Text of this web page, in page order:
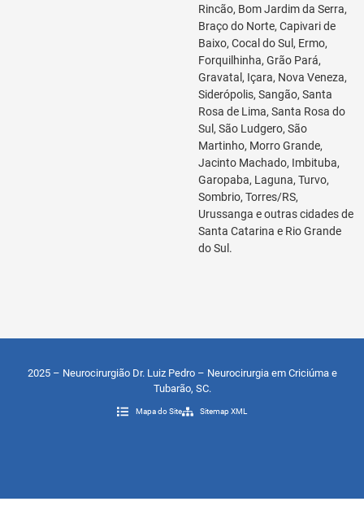
Rincão, Bom Jardim da Serra,
Braço do Norte, Capivari de
Baixo, Cocal do Sul, Ermo,
Forquilhinha, Grão Pará,
Gravatal, Içara, Nova Veneza,
Siderópolis, Sangão, Santa
Rosa de Lima, Santa Rosa do
Sul, São Ludgero, São
Martinho, Morro Grande,
Jacinto Machado, Imbituba,
Garopaba, Laguna, Turvo,
Sombrio, Torres/RS,
Urussanga e outras cidades de
Santa Catarina e Rio Grande
do Sul.
2025 – Neurocirurgião Dr. Luiz Pedro – Neurocirurgia em Criciúma e
Tubarão, SC.
Mapa do Site Sitemap XML